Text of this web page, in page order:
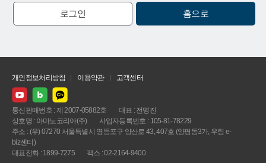
로그인 홈으로
개인정보처리방침 이용약관 고객센터
통신판매번호 : 제 2007-05882호
대표 : 전명진
상호명 : 아마노코리아(주)
사업자등록번호 : 105-81-78229
주소 : (우) 07270 서울특별시 영등포구 양산로 43, 407호 (양평동3가, 우림 e-
biz센터)
대표전화 : 1899-7275
팩스 : 02-2164-9400